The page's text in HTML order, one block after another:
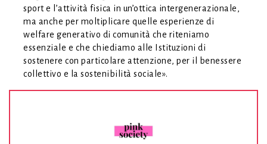
sport e l’attività fisica in un’ottica intergenerazionale,
ma anche per moltiplicare quelle esperienze di
welfare generativo di comunità che riteniamo
essenziale e che chiediamo alle Istituzioni di
sostenere con particolare attenzione, per il benessere
collettivo e la sostenibilità sociale».